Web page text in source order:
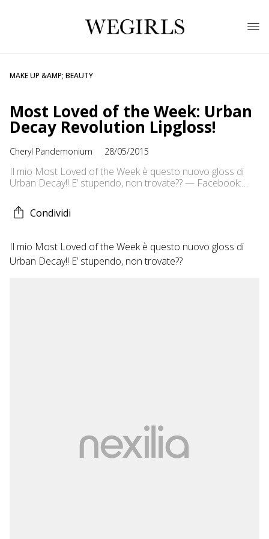
MAKE UP &AMP; BEAUTY
Most Loved of the Week: Urban
Decay Revolution Lipgloss!
Cheryl Pandemonium 28/05/2015
Il mio Most Loved of the Week è questo nuovo gloss di
Urban Decay!! E’ stupendo, non trovate?? — Facebook:
https://twitter.com/CherylLoveMetal Instagram:
cherylpandemonium
Condividi
Il mio Most Loved of the Week è questo nuovo gloss di
Urban Decay!! E’ stupendo, non trovate??